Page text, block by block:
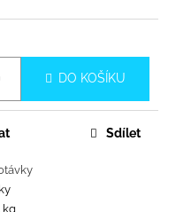
DO KOŠÍKU
kg
Sdílet